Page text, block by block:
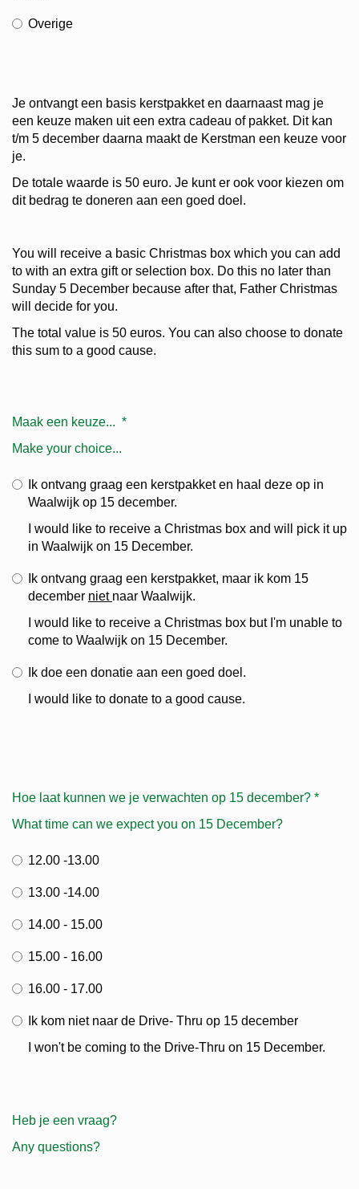
Overige
Je ontvangt een basis kerstpakket en daarnaast mag je
een keuze maken uit een extra cadeau of pakket. Dit kan
t/m 5 december daarna maakt de Kerstman een keuze voor
je.
De totale waarde is 50 euro. Je kunt er ook voor kiezen om
dit bedrag te doneren aan een goed doel.
You will receive a basic Christmas box which you can add
to with an extra gift or selection box. Do this no later than
Sunday 5 December because after that, Father Christmas
will decide for you.
The total value is 50 euros. You can also choose to donate
this sum to a good cause.
Maak een keuze... *
Make your choice...
Ik ontvang graag een kerstpakket en haal deze op in
Waalwijk op 15 december.
I would like to receive a Christmas box and will pick it up
in Waalwijk on 15 December.
Ik ontvang graag een kerstpakket, maar ik kom 15
december niet naar Waalwijk.
I would like to receive a Christmas box but I'm unable to
come to Waalwijk on 15 December.
Ik doe een donatie aan een goed doel.
I would like to donate to a good cause.
Hoe laat kunnen we je verwachten op 15 december? *
What time can we expect you on 15 December?
12.00 -13.00
13.00 -14.00
14.00 - 15.00
15.00 - 16.00
16.00 - 17.00
Ik kom niet naar de Drive- Thru op 15 december
I won't be coming to the Drive-Thru on 15 December.
Heb je een vraag?
Any questions?